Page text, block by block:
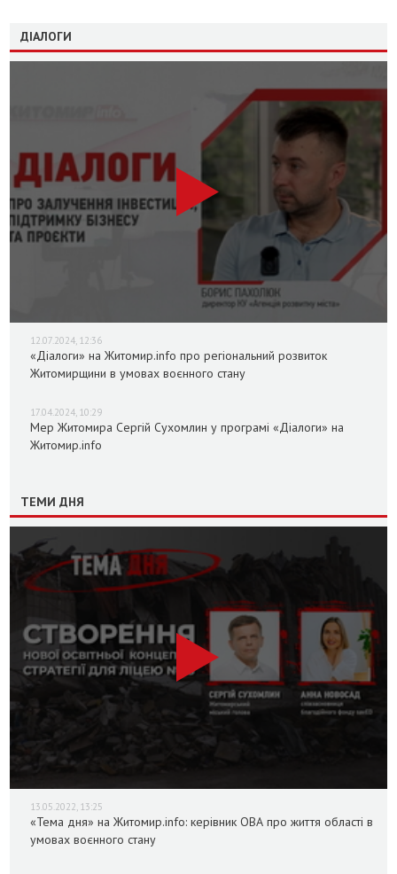
ДІАЛОГИ
12.07.2024, 12:36
«Діалоги» на Житомир.info про регіональний розвиток
Житомирщини в умовах воєнного стану
17.04.2024, 10:29
Мер Житомира Сергій Сухомлин у програмі «Діалоги» на
Житомир.info
ТЕМИ ДНЯ
13.05.2022, 13:25
«Тема дня» на Житомир.info: керівник ОВА про життя області в
умовах воєнного стану